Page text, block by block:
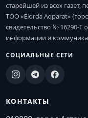
старейшей из всех газет,
ТОО «Elorda Aqparat»
свидетельство № 16290-Г
информации и
СОЦИАЛЬНЫЕ СЕТИ
КОНТАКТЫ